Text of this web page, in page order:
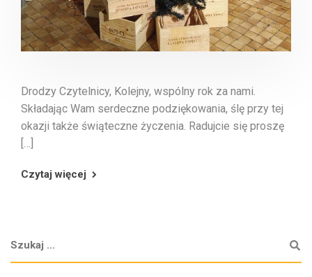
Drodzy Czytelnicy, Kolejny, wspólny rok za nami.
Składając Wam serdeczne podziękowania, ślę przy tej
okazji także świąteczne życzenia. Radujcie się proszę
[…]
Czytaj więcej